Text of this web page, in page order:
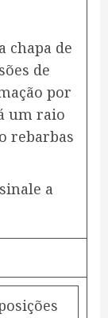
chapa de
de
por
um raio
rebarbas
a